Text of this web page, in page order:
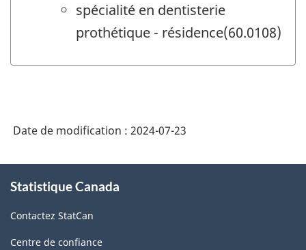
spécialité en dentisterie
prothétique - résidence(60.0108)
Date de modification : 2024-07-23
propos
ce
site
Statistique Canada
Contactez StatCan
Centre de confiance